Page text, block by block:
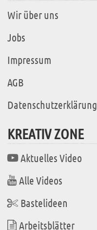
Wir über uns
Jobs
Impressum
AGB
Datenschutzerklärung
KREATIV ZONE
Aktuelles Video
Alle Videos
Bastelideen
Arbeitsblätter